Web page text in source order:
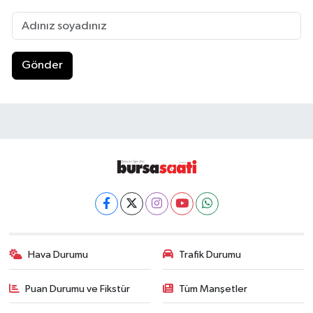
Gönder
Hava Durumu Trafik Durumu
Puan Durumu ve Fikstür Tüm Manşetler